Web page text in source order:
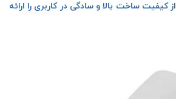
کیفیت ساخت بالا و سادگی در کاربری را ارائه